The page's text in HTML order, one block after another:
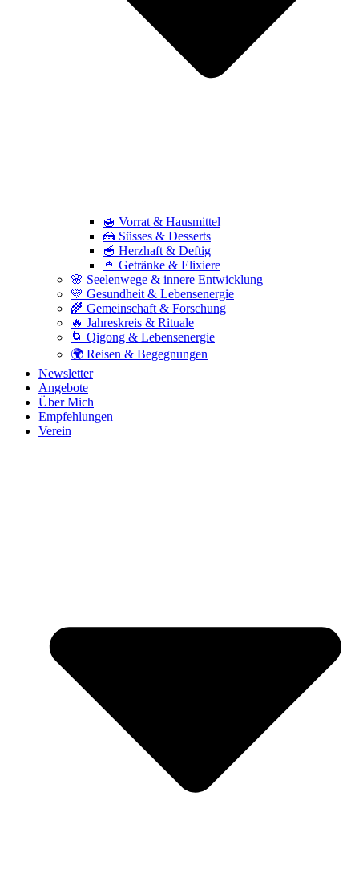
🍯 Vorrat & Hausmittel
🍰 Süsses & Desserts
🥣 Herzhaft & Deftig
🥤 Getränke & Elixiere
🌸 Seelenwege & innere Entwicklung
💛 Gesundheit & Lebensenergie
🌾 Gemeinschaft & Forschung
🔥 Jahreskreis & Rituale
🌀 Qigong & Lebensenergie
🌍 Reisen & Begegnungen
Newsletter
Angebote
Über Mich
Empfehlungen
Verein